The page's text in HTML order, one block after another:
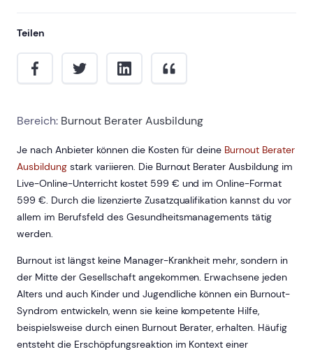
Teilen
Bereich: Burnout Berater Ausbildung
Je nach Anbieter können die Kosten für deine Burnout Berater
Ausbildungstark variieren. Die Burnout Berater Ausbildung im
Live-Online-Unterricht kostet 599 € und im Online-Format
599 €. Durch die lizenzierte Zusatzqualifikation kannst du vor
allem im Berufsfeld des Gesundheitsmanagements tätig
werden.
Burnout ist längst keine Manager-Krankheit mehr, sondern in
der Mitte der Gesellschaft angekommen. Erwachsene jeden
Alters und auch Kinder und Jugendliche können ein Burnout-
Syndrom entwickeln, wenn sie keine kompetente Hilfe,
beispielsweise durch einen Burnout Berater, erhalten. Häufig
entsteht die Erschöpfungsreaktion im Kontext einer